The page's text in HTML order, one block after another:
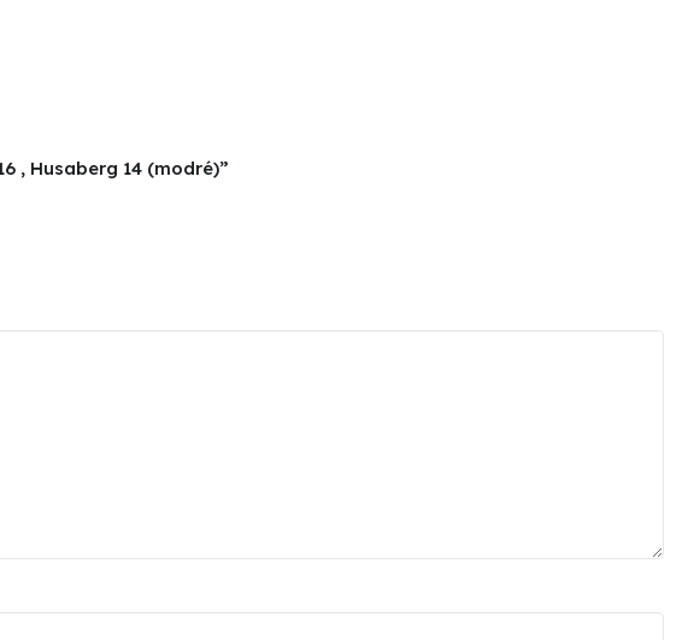
, Husaberg 14 (modré)”